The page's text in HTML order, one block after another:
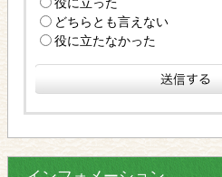
どちらとも言えない
役に立たなかった